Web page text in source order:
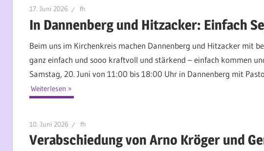
17. Juni 2026 fh
In Dannenberg und Hitzacker: Einfach
Beim uns im Kirchenkreis machen Dannenberg und Hitzacker mit
ganz einfach und sooo kraftvoll und stärkend – einfach kommen
Samstag, 20. Juni von 11:00 bis 18:00 Uhr in Dannenberg mit
Weiterlesen
10. Juni 2026 fh
Verabschiedung von Arno Kröger und